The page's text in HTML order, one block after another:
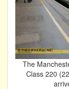
The
Class 220